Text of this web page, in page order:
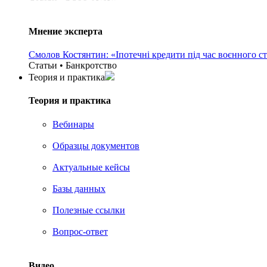
Мнение эксперта
Смолов Костянтин: «Іпотечні кредити під час воєнного
Статьи • Банкротство
Теория и практика
Теория и практика
Вебинары
Образцы документов
Актуальные кейсы
Базы данных
Полезные ссылки
Вопрос-ответ